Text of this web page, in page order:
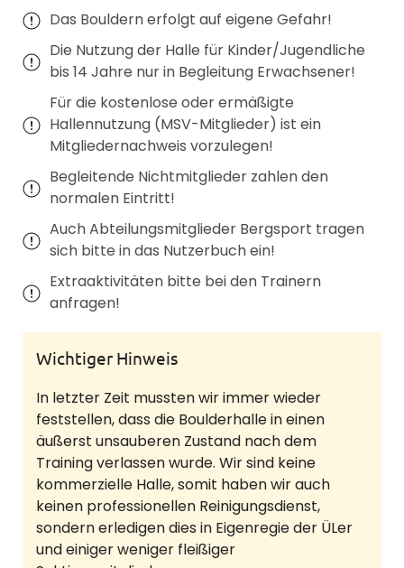
Das Bouldern erfolgt auf eigene Gefahr!
Die Nutzung der Halle für Kinder/Jugendliche
bis 14 Jahre nur in Begleitung Erwachsener!
Für die kostenlose oder ermäßigte
Hallennutzung (MSV-Mitglieder) ist ein
Mitgliedernachweis vorzulegen!
Begleitende Nichtmitglieder zahlen den
normalen Eintritt!
Auch Abteilungsmitglieder Bergsport tragen
sich bitte in das Nutzerbuch ein!
Extraaktivitäten bitte bei den Trainern
anfragen!
Wichtiger Hinweis
In letzter Zeit mussten wir immer wieder
feststellen, dass die Boulderhalle in einen
äußerst unsauberen Zustand nach dem
Training verlassen wurde. Wir sind keine
kommerzielle Halle, somit haben wir auch
keinen professionellen Reinigungsdienst,
sondern erledigen dies in Eigenregie der ÜLer
und einiger weniger fleißiger